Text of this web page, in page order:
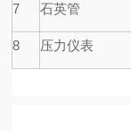
7 石英管
8 压力仪表